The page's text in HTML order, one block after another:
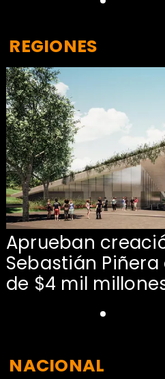
Aprueban
Sebastián
de $4 mil
REGIONES
NACIONAL